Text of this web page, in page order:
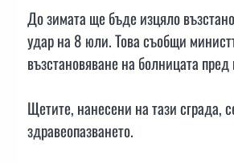
До зимата ще бъде изцяло
удар на 8 юли. Това съобщи
възстановяване на болницата
Щетите, нанесени на тази сграда,
здравеопазването.